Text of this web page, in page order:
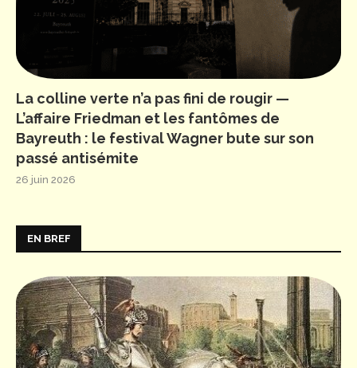
La colline verte n’a pas fini de rougir —
L’affaire Friedman et les fantômes de
Bayreuth : le festival Wagner bute sur son
passé antisémite
26 juin 2026
EN BREF